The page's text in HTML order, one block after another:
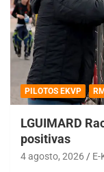
PILOTOS EKVP
LGUIMARD
positivas
4 agosto, 2026 E-